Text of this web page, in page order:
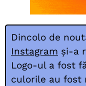
Dincolo de
Instagram și-a
Logo-ul a fost
culorile au fost